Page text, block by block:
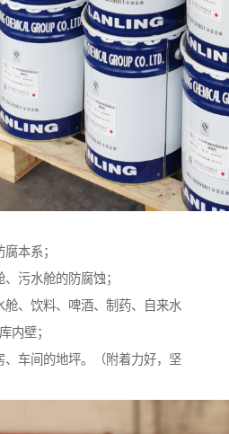
本系；
污水舱的防腐蚀；
舱、饮料、啤酒、制药、自来水
内壁；
、车间的地坪。（附着力好，坚